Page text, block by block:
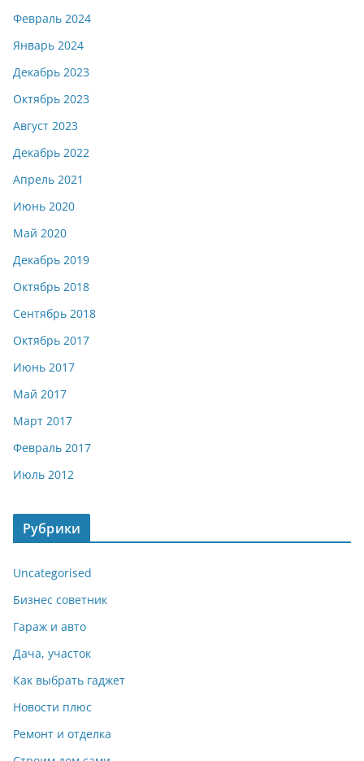
Февраль 2024
Январь 2024
Декабрь 2023
Октябрь 2023
Август 2023
Декабрь 2022
Апрель 2021
Июнь 2020
Май 2020
Декабрь 2019
Октябрь 2018
Сентябрь 2018
Октябрь 2017
Июнь 2017
Май 2017
Март 2017
Февраль 2017
Июль 2012
Рубрики
Uncategorised
Бизнес советник
Гараж и авто
Дача, участок
Как выбрать гаджет
Новости плюс
Ремонт и отделка